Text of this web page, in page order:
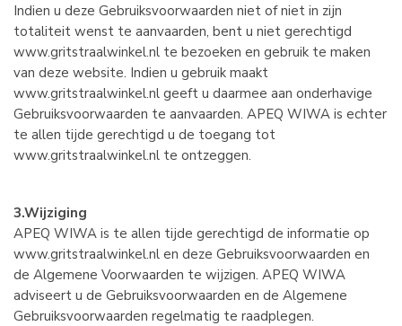
Indien u deze Gebruiksvoorwaarden niet of niet in zijn
totaliteit wenst te aanvaarden, bent u niet gerechtigd
www.gritstraalwinkel.nl te bezoeken en gebruik te maken
van deze website. Indien u gebruik maakt
www.gritstraalwinkel.nl geeft u daarmee aan onderhavige
Gebruiksvoorwaarden te aanvaarden. APEQ WIWA is echter
te allen tijde gerechtigd u de toegang tot
www.gritstraalwinkel.nl te ontzeggen.
3.Wijziging
APEQ WIWA is te allen tijde gerechtigd de informatie op
www.gritstraalwinkel.nl en deze Gebruiksvoorwaarden en
de Algemene Voorwaarden te wijzigen. APEQ WIWA
adviseert u de Gebruiksvoorwaarden en de Algemene
Gebruiksvoorwaarden regelmatig te raadplegen.